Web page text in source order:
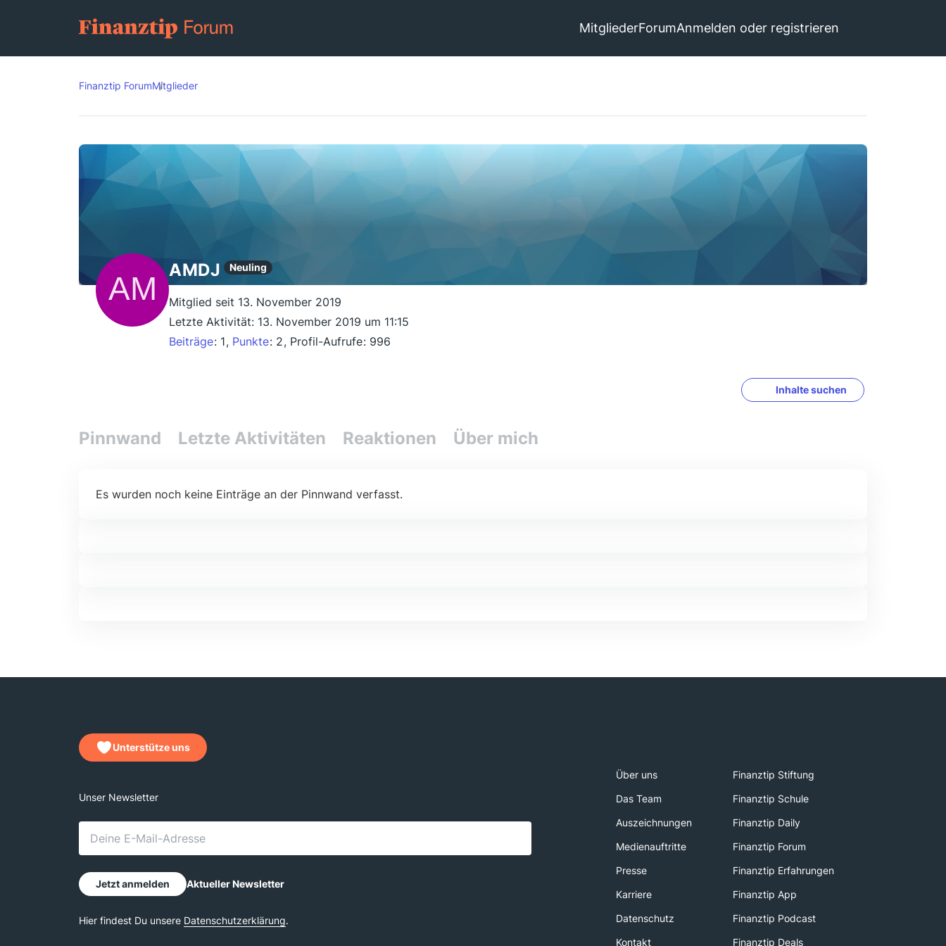
MitgliederForumAnmelden oder registrieren
Finanztip ForumMitglieder
AMDJ Neuling
Mitglied seit 13. November 2019
Letzte Aktivität: 13. November 2019 um 11:15
Beiträge 1 Punkte 2 Profil-Aufrufe 996
Inhalte suchen
Pinnwand Letzte Aktivitäten Reaktionen Über mich
Es wurden noch keine Einträge an der Pinnwand verfasst.
Unterstütze uns
Über uns
Finanztip Stiftung
Das Team
Finanztip Schule
Auszeichnungen
Finanztip Daily
Medienauftritte
Finanztip Forum
Presse
Finanztip Erfahrungen
Karriere
Finanztip App
Datenschutz
Finanztip Podcast
Kontakt
Finanztip Deals